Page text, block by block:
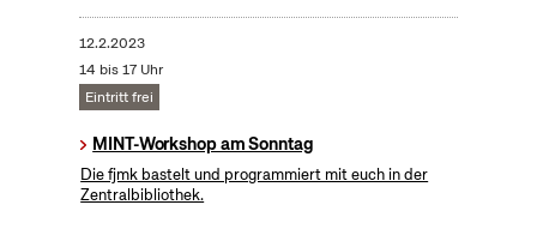
12.2.2023
14 bis 17 Uhr
Eintritt frei
MINT-Workshop am Sonntag
Die fjmk bastelt und programmiert mit euch in der
Zentralbibliothek.